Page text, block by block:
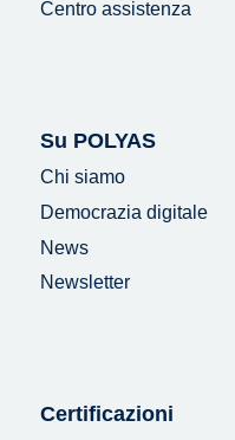
Centro assistenza
Su POLYAS
Chi siamo
Democrazia digitale
News
Newsletter
Certificazioni